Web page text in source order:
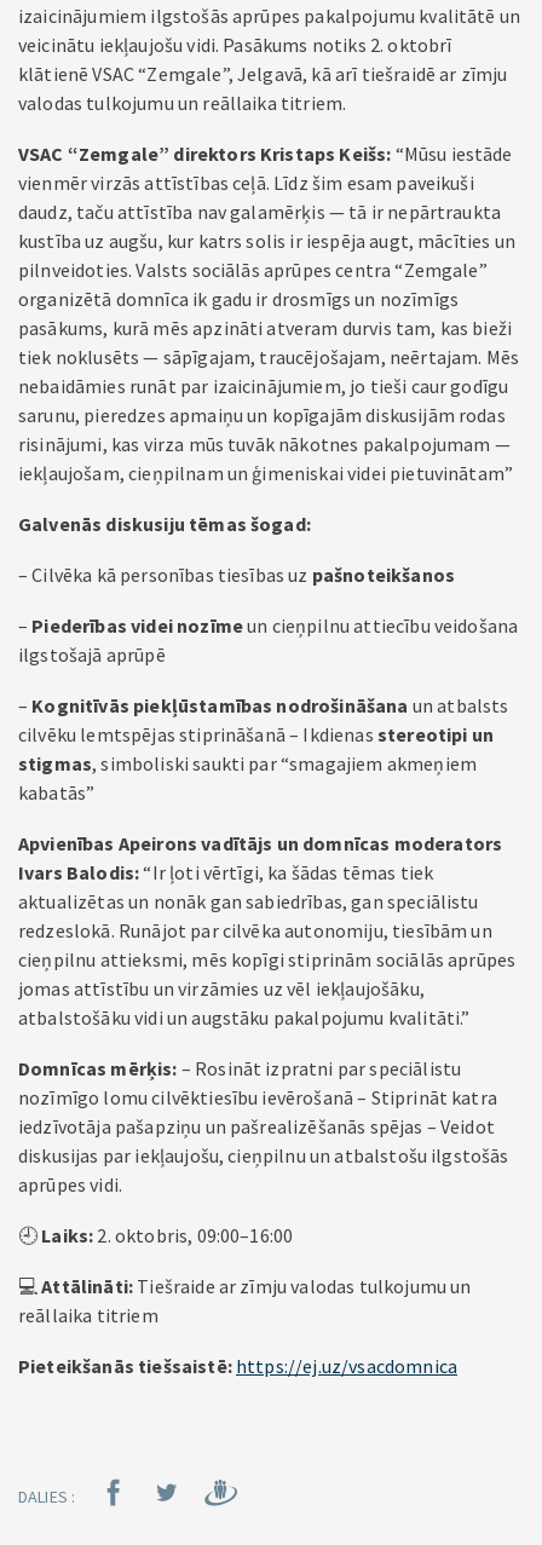
izaicinājumiem ilgstošās aprūpes pakalpojumu kvalitātē un
veicinātu iekļaujošu vidi. Pasākums notiks 2. oktobrī
klātienē VSAC “Zemgale”, Jelgavā, kā arī tiešraidē ar zīmju
valodas tulkojumu un reāllaika titriem.
VSAC “Zemgale” direktors Kristaps Keišs: “Mūsu iestāde
vienmēr virzās attīstības ceļā. Līdz šim esam paveikuši
daudz, taču attīstība nav galamērķis — tā ir nepārtraukta
kustība uz augšu, kur katrs solis ir iespēja augt, mācīties un
pilnveidoties. Valsts sociālās aprūpes centra “Zemgale”
organizētā domnīca ik gadu ir drosmīgs un nozīmīgs
pasākums, kurā mēs apzināti atveram durvis tam, kas bieži
tiek noklusēts — sāpīgajam, traucējošajam, neērtajam. Mēs
nebaidāmies runāt par izaicinājumiem, jo tieši caur godīgu
sarunu, pieredzes apmaiņu un kopīgajām diskusijām rodas
risinājumi, kas virza mūs tuvāk nākotnes pakalpojumam —
iekļaujošam, cieņpilnam un ģimeniskai videi pietuvinātam”
Galvenās diskusiju tēmas šogad:
– Cilvēka kā personības tiesības uz pašnoteikšanos
– Piederības videi nozīmeun cieņpilnu attiecību veidošana
ilgstošajā aprūpē
– Kognitīvās piekļūstamības nodrošināšana un atbalsts
cilvēku lemtspējas stiprināšanā – Ikdienas stereotipi un
stigmas, simboliski saukti par “smagajiem akmeņiem
kabatās”
Apvienības Apeirons vadītājs un domnīcas moderators
Ivars Balodis:“Ir ļoti vērtīgi, ka šādas tēmas tiek
aktualizētas un nonāk gan sabiedrības, gan speciālistu
redzeslokā. Runājot par cilvēka autonomiju, tiesībām un
cieņpilnu attieksmi, mēs kopīgi stiprinām sociālās aprūpes
jomas attīstību un virzāmies uz vēl iekļaujošāku,
atbalstošāku vidi un augstāku pakalpojumu kvalitāti.”
Domnīcas mērķis: – Rosināt izpratni par speciālistu
nozīmīgo lomu cilvēktiesību ievērošanā – Stiprināt katra
iedzīvotāja pašapziņu un pašrealizēšanās spējas – Veidot
diskusijas par iekļaujošu, cieņpilnu un atbalstošu ilgstošās
aprūpes vidi.
🕘 Laiks: 2. oktobris, 09:00–16:00
💻Attālināti: Tiešraide ar zīmju valodas tulkojumu un
reāllaika titriem
Pieteikšanās tiešsaistē: https://ej.uz/vsacdomnica
DALIES :